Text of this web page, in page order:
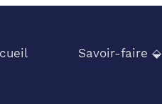
Savoir-faire ⬙